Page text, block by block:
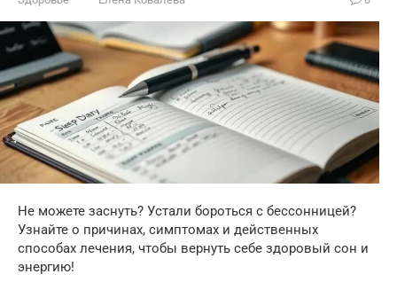
Не можете заснуть? Устали бороться с бессонницей?
Узнайте о причинах, симптомах и действенных
способах лечения, чтобы вернуть себе здоровый сон и
энергию!